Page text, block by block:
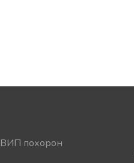
похорон